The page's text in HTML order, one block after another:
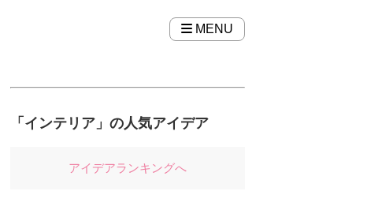
MENU
「インテリア」の人気アイデア
アイデアランキングへ